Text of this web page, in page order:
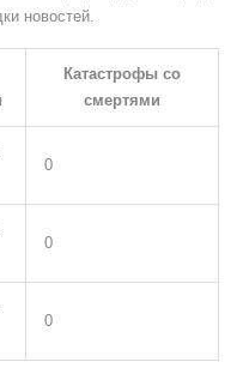
новостей.
Катастрофы со
смертями
0
0
0